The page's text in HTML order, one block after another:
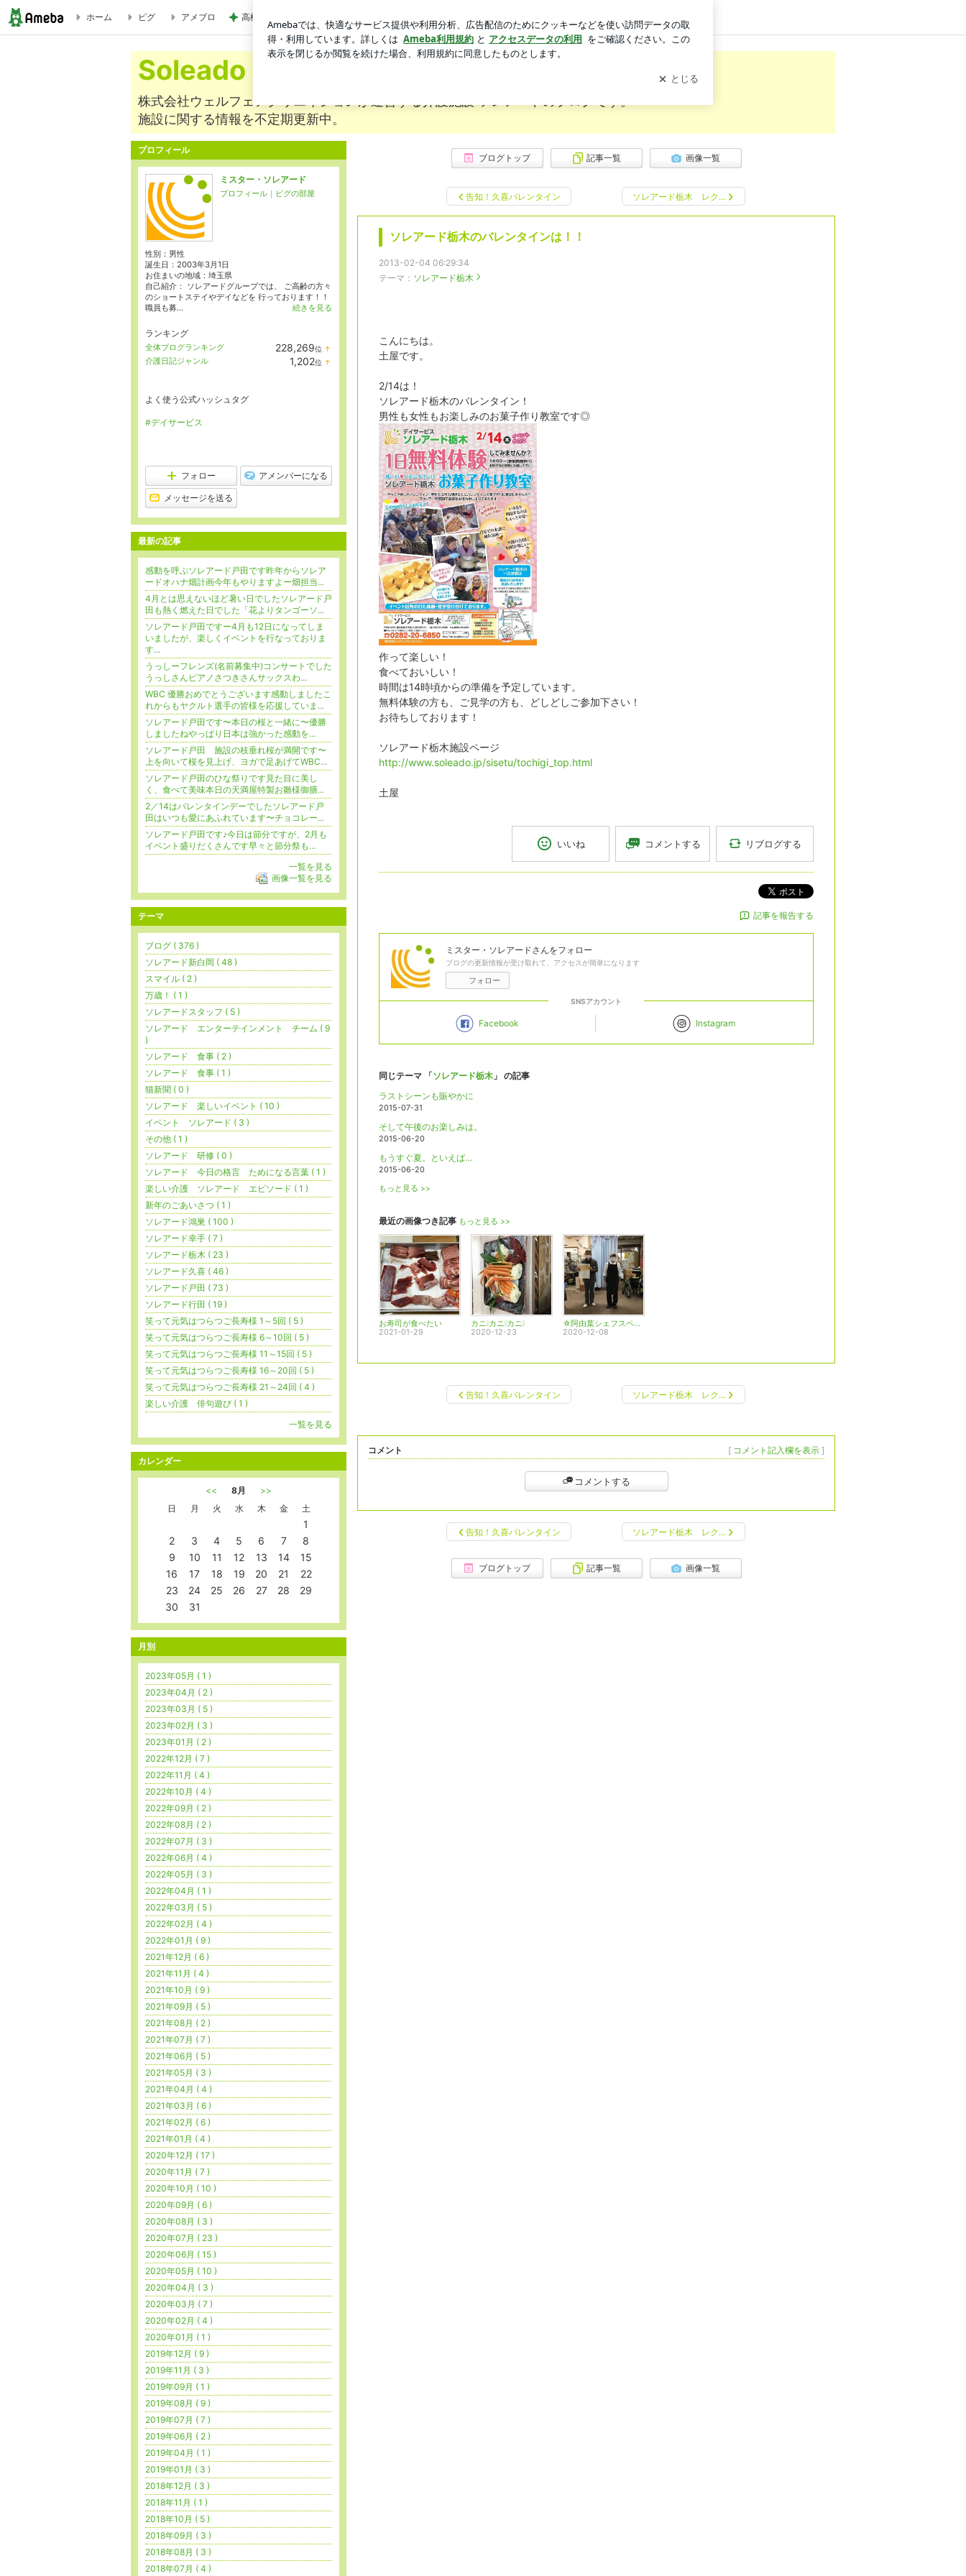
ソレアード栃木のバレンタインは！！ | Soleado ブログ
ホーム ピグ アメブロ 高橋英樹 カメラで人を消した写真 ログイン
Soleado ブログ
株式会社ウェルフェアクリエイションが運営する介護施設 ソレアードのブログです。
施設に関する情報を不定期更新中。
<A Href="http://www.soleado.jp/">ソレアード 公式HP</A>ブログトップ 記事一覧 画像一覧
告知！久喜バレンタイン ソレアード栃木 レク…
ソレアード栃木のバレンタインは！！
2013-02-04 06:29:34
テーマ： ソレアード栃木
こんにちは。
土屋です。
2/14は！
ソレアード栃木のバレンタイン！
男性も女性もお楽しみのお菓子作り教室です◎
作って楽しい！
食べておいしい！
時間は14時頃からの準備を予定しています。
無料体験の方も、ご見学の方も、どしどしご参加下さい！
お待ちしております！
ソレアード栃木施設ページ
http://www.soleado.jp/sisetu/tochigi_top.html
土屋
いいね コメントする リブログする
ポスト
記事を報告する
ミスター・ソレアードさんをフォロー
ブログの更新情報が受け取れて、アクセスが簡単になります
フォロー
SNSアカウント
Facebook Instagram
同じテーマ 「ソレアード栃木 」 の記事
ラストシーンも賑やかに
2015-07-31
そして午後のお楽しみは。
2015-06-20
もうすぐ夏。といえば…
2015-06-20
もっと見る >>
最近の画像つき記事 もっと見る >>
お寿司が食べたい
2021-01-29
カニ❕カニ❕カニ❕
2020-12-23
☆阿由葉シェフスペシャルコース料理☆
2020-12-08
告知！久喜バレンタイン ソレアード栃木 レク…
[ コメント記入欄を表示 ]
コメント
コメントする
告知！久喜バレンタイン ソレアード栃木 レク…
ブログトップ 記事一覧 画像一覧
プロフィール
ミスター・ソレアード
プロフィール ｜ ピグの部屋
性別： 男性
誕生日： 2003年3月1日
お住まいの地域： 埼玉県
自己紹介： ソレアードグループでは、 ご高齢の方々
のショートステイやデイなどを 行っております！！
職員も募...
続きを見る
ランキング
全体ブログランキング 228,269位 ↑
介護日記ジャンル 1,202位 ↑
よく使う公式ハッシュタグ
#デイサービス
フォロー アメンバーになる
メッセージを送る
最新の記事
感動を呼ぶソレアード戸田です昨年からソレア
ードオハナ畑計画今年もやりますよー畑担当...
4月とは思えないほど暑い日でしたソレアード戸
田も熱く燃えた日でした「花よりタンゴーソ...
ソレアード戸田ですー4月も12日になってしま
いましたが、楽しくイベントを行なっておりま
す...
うっしーフレンズ(名前募集中)コンサートでした
うっしさんピアノさつきさんサックスわ...
WBC 優勝おめでとうございます感動しましたこ
れからもヤクルト選手の皆様を応援していま...
ソレアード戸田です〜本日の桜と一緒に〜優勝
しましたねやっぱり日本は強かった感動を...
ソレアード戸田 施設の枝垂れ桜が満開です〜
上を向いて桜を見上げ、ヨガで足あげてWBC...
ソレアード戸田のひな祭りです見た目に美し
く、食べて美味本日の天満屋特製お雛様御膳...
2／14はバレンタインデーでしたソレアード戸
田はいつも愛にあふれています〜チョコレー...
ソレアード戸田です♪今日は節分ですが、2月も
イベント盛りだくさんです早々と節分祭も...
一覧を見る
画像一覧を見る
テーマ
ブログ ( 376 )
ソレアード新白岡 ( 48 )
スマイル ( 2 )
万歳！ ( 1 )
ソレアードスタッフ ( 5 )
ソレアード エンターテインメント チーム ( 9
)
ソレアード 食事 ( 2 )
ソレアード 食事 ( 1 )
猫新聞 ( 0 )
ソレアード 楽しいイベント ( 10 )
イベント ソレアード ( 3 )
その他 ( 1 )
ソレアード 研修 ( 0 )
ソレアード 今日の格言 ためになる言葉 ( 1 )
楽しい介護 ソレアード エピソード ( 1 )
新年のごあいさつ ( 1 )
ソレアード鴻巣 ( 100 )
ソレアード幸手 ( 7 )
ソレアード栃木 ( 23 )
ソレアード久喜 ( 46 )
ソレアード戸田 ( 73 )
ソレアード行田 ( 19 )
笑って元気はつらつご長寿様 1～5回 ( 5 )
笑って元気はつらつご長寿様 6～10回 ( 5 )
笑って元気はつらつご長寿様 11～15回 ( 5 )
笑って元気はつらつご長寿様 16～20回 ( 5 )
笑って元気はつらつご長寿様 21～24回 ( 4 )
楽しい介護 俳句遊び ( 1 )
一覧を見る
カレンダー
<< 8月
>>
日
月 火 水 木 金 土
1
2
3 4 5 6 7
8
9
10 11 12 13 14
15
16
17 18 19 20 21
22
23
24 25 26 27 28
29
30
31
月別
2023年05月 ( 1 )
2023年04月 ( 2 )
2023年03月 ( 5 )
2023年02月 ( 3 )
2023年01月 ( 2 )
2022年12月 ( 7 )
2022年11月 ( 4 )
2022年10月 ( 4 )
2022年09月 ( 2 )
2022年08月 ( 2 )
2022年07月 ( 3 )
2022年06月 ( 4 )
2022年05月 ( 3 )
2022年04月 ( 1 )
2022年03月 ( 5 )
2022年02月 ( 4 )
2022年01月 ( 9 )
2021年12月 ( 6 )
2021年11月 ( 4 )
2021年10月 ( 9 )
2021年09月 ( 5 )
2021年08月 ( 2 )
2021年07月 ( 7 )
2021年06月 ( 5 )
2021年05月 ( 3 )
2021年04月 ( 4 )
2021年03月 ( 6 )
2021年02月 ( 6 )
2021年01月 ( 4 )
2020年12月 ( 17 )
2020年11月 ( 7 )
2020年10月 ( 10 )
2020年09月 ( 6 )
2020年08月 ( 3 )
2020年07月 ( 23 )
2020年06月 ( 15 )
2020年05月 ( 10 )
2020年04月 ( 3 )
2020年03月 ( 7 )
2020年02月 ( 4 )
2020年01月 ( 1 )
2019年12月 ( 9 )
2019年11月 ( 3 )
2019年09月 ( 1 )
2019年08月 ( 9 )
2019年07月 ( 7 )
2019年06月 ( 2 )
2019年04月 ( 1 )
2019年01月 ( 3 )
2018年12月 ( 3 )
2018年11月 ( 1 )
2018年10月 ( 5 )
2018年09月 ( 3 )
2018年08月 ( 3 )
2018年07月 ( 4 )